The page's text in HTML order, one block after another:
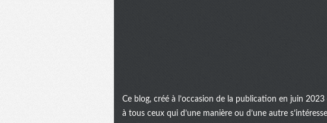
Ce blog, créé à l’occasion de la publication en juin
à tous ceux qui d’une manière ou d’une autre